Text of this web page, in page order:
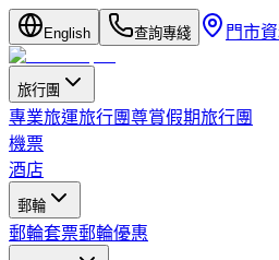
English 查詢專綫 門市
旅行團
專業旅運旅行團尊賞假期旅行團
機票
酒店
郵輪
郵輪套票郵輪優惠